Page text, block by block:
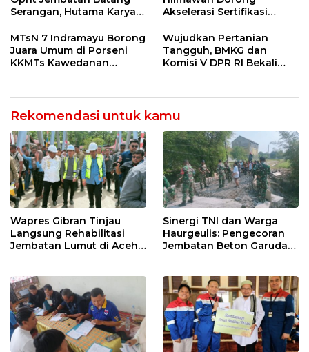
Serangan, Hutama Karya
55 Tol Binjai–Langsa
Akselerasi Sertifikasi
Entaskan Kemiskinan di
Indramayu
MTsN 7 Indramayu Borong
Juara Umum di Porseni
KKMTs Kawedanan
Wujudkan Pertanian
Tangguh, BMKG dan
Komisi V DPR RI Bekali
Rekomendasi untuk kamu
Wapres Gibran Tinjau
Langsung Rehabilitasi
Jembatan Lumut di Aceh
Sinergi TNI dan Warga
Haurgeulis: Pengecoran
Jembatan Beton Garuda